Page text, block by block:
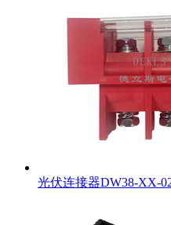
光伏连接器DW38-XX-